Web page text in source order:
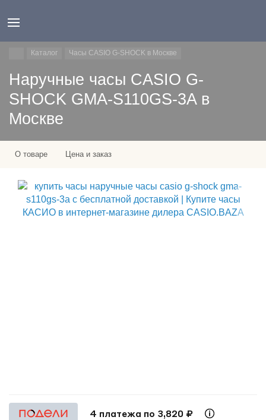
Каталог Часы CASIO G-SHOCK в Москве
Наручные часы CASIO G-
SHOCK GMA-S110GS-3A в
Москве
О товаре Цена и заказ
4 платежа по 3,820 ₽